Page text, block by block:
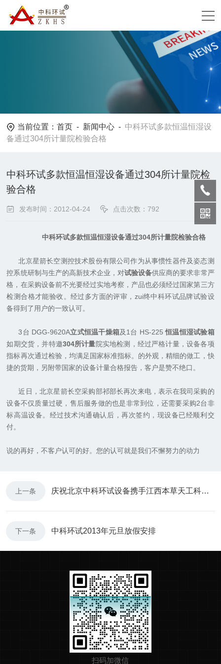
当前位置：首页 - 新闻中心 - 中科环试多款恒温恒湿设
备通过304所计量院检验合格
中科环试多款恒温恒湿设备通过304所计量院检
验合格
发布时间：2012-04-24 点击次数：792
中科环试多款恒温恒湿设备通过304所计量院检验合格
北京星箭长空测控技术股份有限公司作为从事惯性器件及姿态测
控系统研制与生产的高新技术企业，对试验设备供应商的要求非常严
格，在采购设备前不光要经过实地考察，产品也必须经过国家第三方
检测合格才能验收。经过多方面的评审，zui终中科环试品牌试验设
备得到了用户的一致认可。
3台 DGG-9620A立式恒温干燥箱及1 台 HS-225恒温恒湿试验箱
如期交货，并特邀304所计量院实地检测，经过严格计量，设备各项
指标再次通过检验，均满足国家标准指标。的外观，精细的做工，快
捷的货期，另附带国家的设备计量合格报告，客户是赞不绝口。
近日，北京星箭长空采购部祁部长再次来电，表示在我司采购的
设备不仅质量过硬，售后服务做的也是非常到位，还需要采购2台非
标高温设备。经过技术沟通确认后，再次签约，现设备已经顺利交
付。
说的再好，不客户认可的好。您的认可就是我们不懈努力的动力
上一条 庆祝北京中科环试设备携手江西本草天工科技有限责任公司
下一条 中科环试2013年元旦放假安排
扫码加微信